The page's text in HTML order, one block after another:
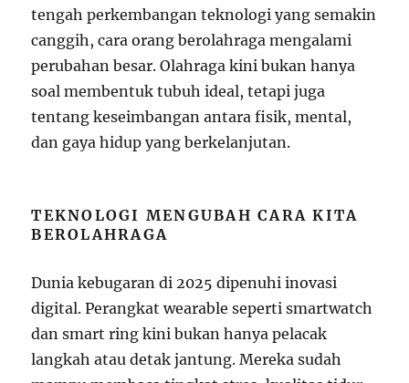
tengah perkembangan teknologi yang semakin
canggih, cara orang berolahraga mengalami
perubahan besar. Olahraga kini bukan hanya
soal membentuk tubuh ideal, tetapi juga
tentang keseimbangan antara fisik, mental,
dan gaya hidup yang berkelanjutan.
TEKNOLOGI MENGUBAH CARA KITA
BEROLAHRAGA
Dunia kebugaran di 2025 dipenuhi inovasi
digital. Perangkat wearable seperti smartwatch
dan smart ring kini bukan hanya pelacak
langkah atau detak jantung. Mereka sudah